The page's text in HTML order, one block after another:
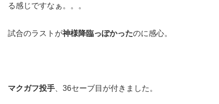
る感じですなぁ。。。
試合のラストが神様降臨っぽかったのに感心。
マクガフ投手 、36セーブ目が付きました。